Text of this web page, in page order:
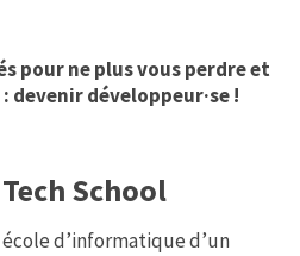
pour ne plus vous perdre et
développeur·se !
School
d’informatique d’un